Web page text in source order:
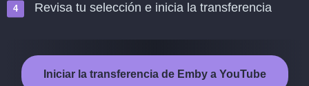
Revisa tu selección e inicia la transferencia
Iniciar la transferencia de Emby a YouTube